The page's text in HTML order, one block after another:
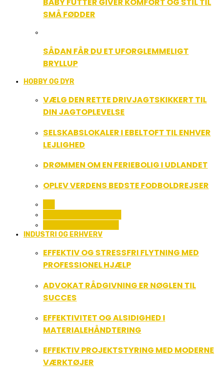
SMÅ FØDDER
SÅDAN FÅR DU ET UFORGLEMMELIGT
BRYLLUP
HOBBY OG DYR
VÆLG DEN RETTE DRIVJAGTSKIKKERT TIL
DIN JAGTOPLEVELSE
SELSKABSLOKALER I EBELTOFT TIL ENHVER
LEJLIGHED
DRØMMEN OM EN FERIEBOLIG I UDLANDET
OPLEV VERDENS BEDSTE FODBOLDREJSER
INDUSTRI OG ERHVERV
EFFEKTIV OG STRESSFRI FLYTNING MED
PROFESSIONEL HJÆLP
ADVOKAT RÅDGIVNING ER NØGLEN TIL
SUCCES
EFFEKTIVITET OG ALSIDIGHED I
MATERIALEHÅNDTERING
EFFEKTIV PROJEKTSTYRING MED MODERNE
VÆRKTØJER